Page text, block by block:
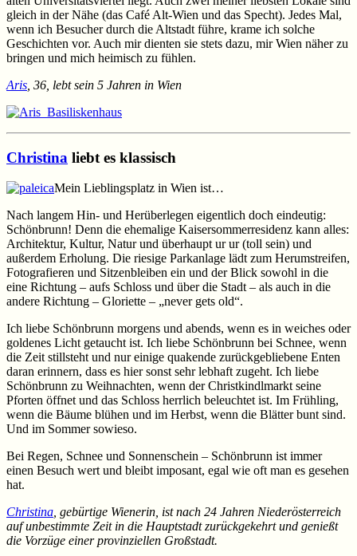
gleich in der Nähe (das Café Alt-Wien und das Specht). Jedes Mal,
wenn ich Besucher durch die Altstadt führe, krame ich solche
Geschichten vor. Auch mir dienten sie stets dazu, mir Wien näher zu
bringen und mich heimisch zu fühlen.
Aris , 36, lebt sein 5 Jahren in Wien
Christina liebt es klassisch
Mein Lieblingsplatz in Wien ist…
Nach langem Hin- und Herüberlegen eigentlich doch eindeutig:
Schönbrunn! Denn die ehemalige Kaisersommerresidenz kann alles:
Architektur, Kultur, Natur und überhaupt ur ur (toll sein) und
außerdem Erholung. Die riesige Parkanlage lädt zum Herumstreifen,
Fotografieren und Sitzenbleiben ein und der Blick sowohl in die
eine Richtung – aufs Schloss und über die Stadt – als auch in die
andere Richtung – Gloriette – „never gets old“.
Ich liebe Schönbrunn morgens und abends, wenn es in weiches oder
goldenes Licht getaucht ist. Ich liebe Schönbrunn bei Schnee, wenn
die Zeit stillsteht und nur einige quakende zurückgebliebene Enten
daran erinnern, dass es hier sonst sehr lebhaft zugeht. Ich liebe
Schönbrunn zu Weihnachten, wenn der Christkindlmarkt seine
Pforten öffnet und das Schloss herrlich beleuchtet ist. Im Frühling,
wenn die Bäume blühen und im Herbst, wenn die Blätter bunt sind.
Und im Sommer sowieso.
Bei Regen, Schnee und Sonnenschein – Schönbrunn ist immer
einen Besuch wert und bleibt imposant, egal wie oft man es gesehen
hat.
Christina, gebürtige Wienerin, ist nach 24 Jahren Niederösterreich
auf unbestimmte Zeit in die Hauptstadt zurückgekehrt und genießt
die Vorzüge einer provinziellen Großstadt.